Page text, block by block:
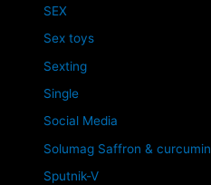
SEX
Sex toys
Sexting
Single
Social Media
Solumag Saffron & curcumin
Sputnik-V